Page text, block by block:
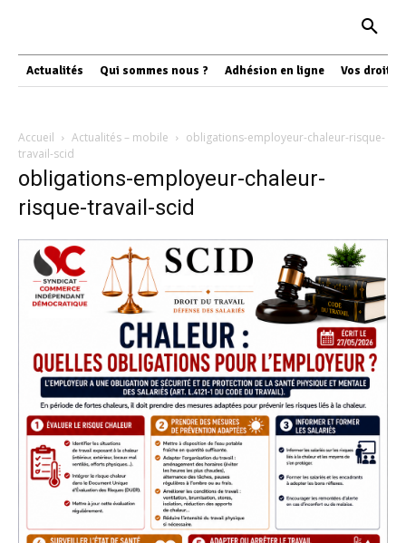
Actualités Qui sommes nous ? Adhésion en ligne Vos droits
Accueil Actualités – mobile
obligations-employeur-chaleur-risque-
travail-scid
obligations-employeur-chaleur-
risque-travail-scid